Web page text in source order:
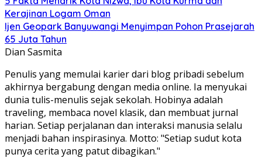
Kerajinan Logam Oman
Ijen Geopark Banyuwangi Menyimpan Pohon Prasejarah
65 Juta Tahun
Dian Sasmita
Penulis yang memulai karier dari blog pribadi sebelum
akhirnya bergabung dengan media online. Ia menyukai
dunia tulis-menulis sejak sekolah. Hobinya adalah
traveling, membaca novel klasik, dan membuat jurnal
harian. Setiap perjalanan dan interaksi manusia selalu
menjadi bahan inspirasinya. Motto: "Setiap sudut kota
punya cerita yang patut dibagikan."